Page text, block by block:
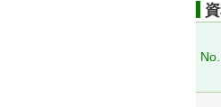
No.